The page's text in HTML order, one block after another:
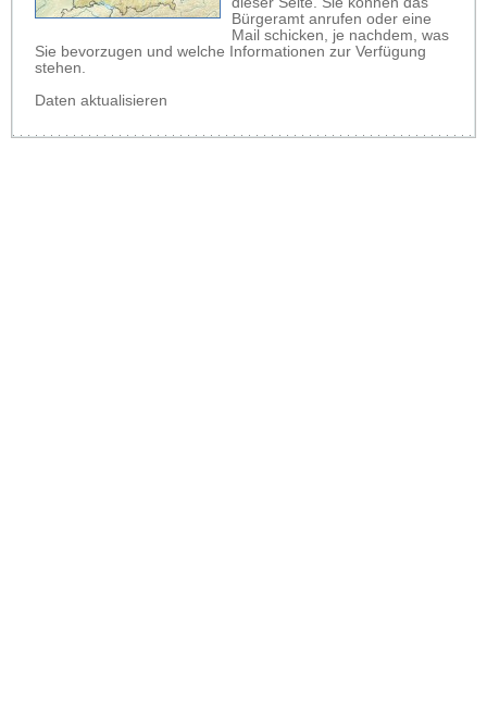
Bürgeramt anrufen oder eine
Mail schicken, je nachdem, was
Sie bevorzugen und welche Informationen zur Verfügung
stehen.
Daten aktualisieren